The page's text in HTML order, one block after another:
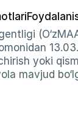
yoki
mavjud